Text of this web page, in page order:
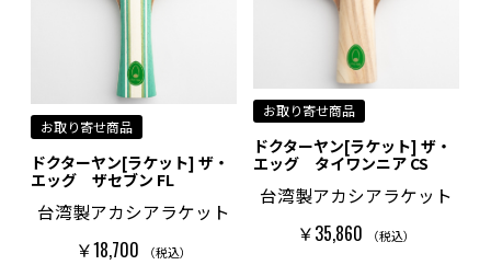
お取り寄せ商品
ドクターヤン[ラケット] ザ・
エッグ ザセブン FL
台湾製アカシアラケット
￥18,700 （税込）
お取り寄せ商品
ドクターヤン[ラケット] ザ・
エッグ タイワンニア CS
台湾製アカシアラケット
￥35,860 （税込）